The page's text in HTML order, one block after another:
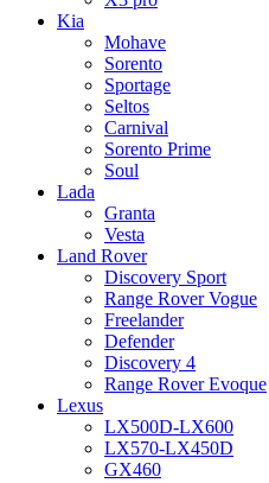
Kia
Mohave
Sorento
Sportage
Seltos
Carnival
Sorento Prime
Soul
Lada
Granta
Vesta
Land Rover
Discovery Sport
Range Rover Vogue
Freelander
Defender
Discovery 4
Range Rover Evoque
Lexus
LX500D-LX600
LX570-LX450D
GX460